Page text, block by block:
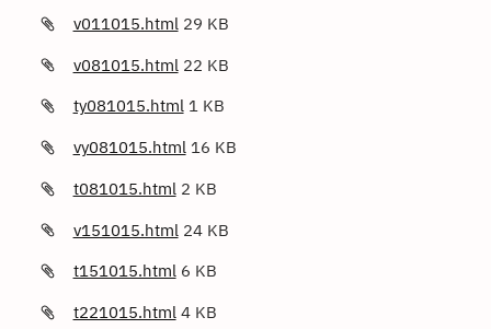
v011015.html 29 KB
v081015.html 22 KB
ty081015.html 1 KB
vy081015.html 16 KB
t081015.html 2 KB
v151015.html 24 KB
t151015.html 6 KB
t221015.html 4 KB